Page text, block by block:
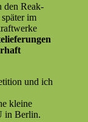
den Reak­
im
und ich
kleine
in Berlin.